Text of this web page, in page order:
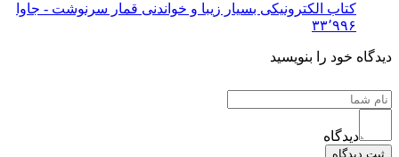
کتاب الکترونیکی بسیار زیبا و خواندنی قمار سرنوشت - جاوا
۳۳٬۹۹۶
دیدگاه خود را بنویسید
دیدگاه
ثبت دیدگاه